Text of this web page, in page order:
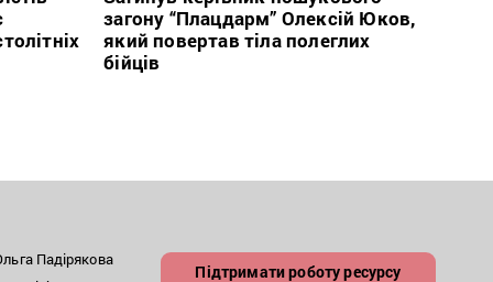
загону “Плацдарм” Олексій Юков,
який повертав тіла полеглих
бійців
Падірякова
Підтримати роботу ресурсу